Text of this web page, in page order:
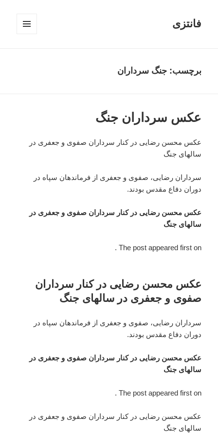
فانتزی
برچسب: جنگ سرداران
عکس سرداران جنگ
عکس محسن رضایی در کنار سرداران صفوی و جعفری در
سالهای جنگ
سرداران رضایی، صفوی و جعفری از فرماندهان سپاه در
دوران دفاع مقدس بودند.
عکس محسن رضایی در کنار سرداران صفوی و جعفری در
سالهای جنگ
The post appeared first on .
عکس محسن رضایی در کنار سرداران
صفوی و جعفری در سالهای جنگ
سرداران رضایی، صفوی و جعفری از فرماندهان سپاه در
دوران دفاع مقدس بودند.
عکس محسن رضایی در کنار سرداران صفوی و جعفری در
سالهای جنگ
The post appeared first on .
عکس محسن رضایی در کنار سرداران صفوی و جعفری در
سالهای جنگ